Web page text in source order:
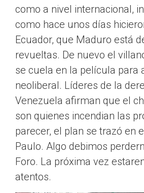
como a nivel internacional,
como hace unos días
Ecuador, que Maduro está
revueltas. De nuevo el
se cuela en la película para
neoliberal. Líderes de la
Venezuela afirman que el
son quienes incendian las
parecer, el plan se trazó en
Paulo. Algo debimos
Foro. La próxima vez
atentos.